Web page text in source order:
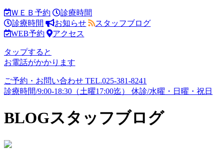
ＷＥＢ予約
診療時間
診療時間
お知らせ
スタッフブログ
WEB予約
アクセス
タップすると
お電話がかかります
ご予約・お問い合わせ TEL.025-381-8241
診療時間/9:00-18:30（土曜17:00迄）
休診/水曜・日曜・祝日
BLOGスタッフブログ